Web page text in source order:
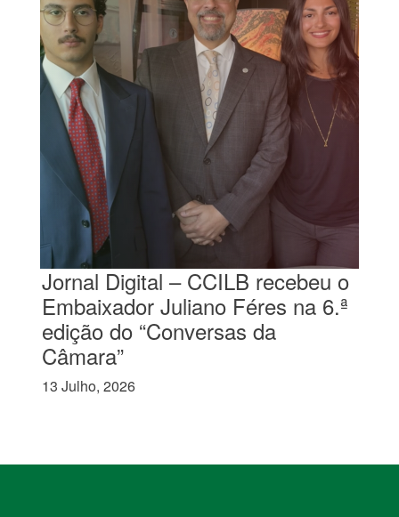
Jornal Digital – CCILB recebeu o
Embaixador Juliano Féres na 6.ª
edição do “Conversas da
Câmara”
13 Julho, 2026